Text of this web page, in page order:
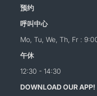
预约
呼叫中心
Mo, Tu, We, Th, Fr :
午休
12:30 - 14:30
DOWNLOAD OUR APP!